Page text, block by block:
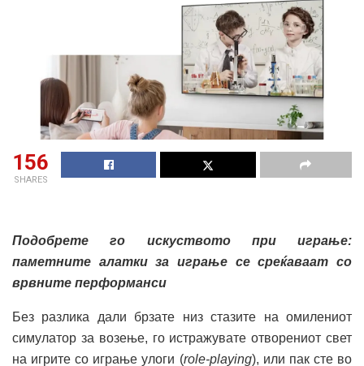
156
SHARES
Подобрете го искуството прииграње:
паметните алатки за играње се среќаваат со
врвните перформанси
Без разлика дали брзате низ стазите на омилениот
симулатор за возење, го истражувате отворениот свет
на игрите со играње улоги (role-playing), или пак сте во